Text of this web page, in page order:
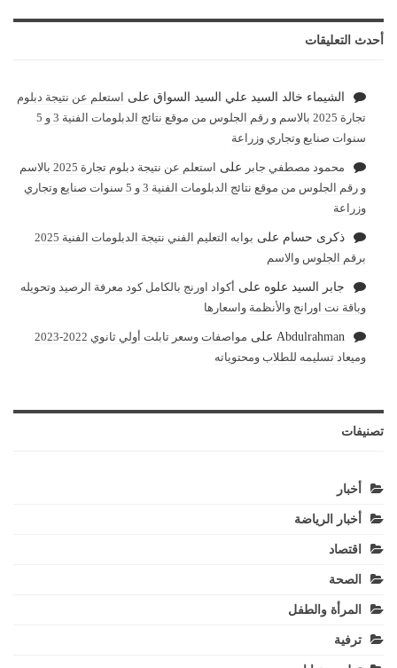
أحدث التعليقات
الشيماء خالد السيد علي السيد السواق على
استعلم عن نتيجة دبلوم
تجارة 2025 بالاسم و رقم الجلوس من موقع نتائج الدبلومات الفنية 3 و 5
سنوات صنايع وتجاري وزراعة
محمود مصطفي جابر على
استعلم عن نتيجة دبلوم تجارة 2025 بالاسم
و رقم الجلوس من موقع نتائج الدبلومات الفنية 3 و 5 سنوات صنايع وتجاري
وزراعة
ذكرى حسام على
بوابه التعليم الفني نتيجة الدبلومات الفنية 2025
برقم الجلوس والاسم
جابر السيد علوه على أكواد اورنج بالكامل كود معرفة الرصيد وتحويله
وباقة نت اورانج والأنظمة واسعارها
Abdulrahman على
مواصفات وسعر تابلت أولي ثانوي 2022-2023
وميعاد تسليمه للطلاب ومحتوياته
تصنيفات
أخبار
أخبار الرياضة
اقتصاد
الصحة
المرأة والطفل
ترفية